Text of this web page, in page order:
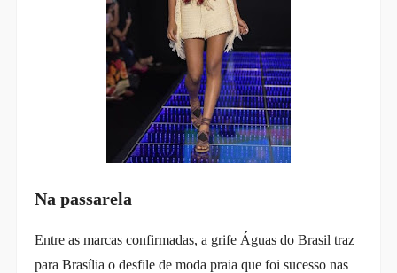
Na passarela
Entre as marcas confirmadas, a grife Águas do Brasil traz
para Brasília o desfile de moda praia que foi sucesso nas